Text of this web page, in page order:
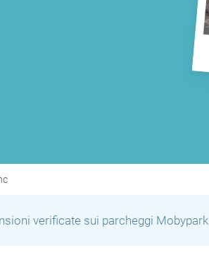
verificate sui parcheggi Mobypark